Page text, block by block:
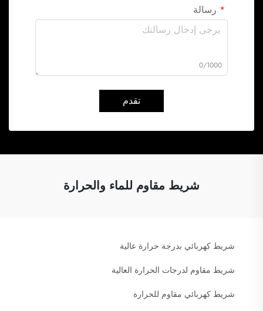
رسالة
0/1000
تقدم
شريط مقاوم للماء والحرارة
شريط كهربائي بدرجة حرارة عالية
شريط مقاوم لدرجات الحرارة العالية
شريط كهربائي مقاوم للحرارة